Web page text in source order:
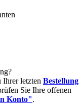
letzten Bestellung
Sie Ihre offenen
Konto".